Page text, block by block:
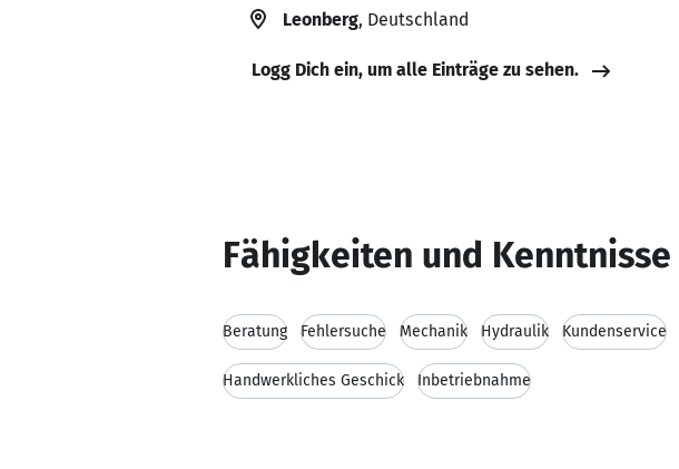
Leonberg, Deutschland
Logg Dich ein, um alle Einträge zu sehen.
Fähigkeiten und Kenntnisse
Beratung Fehlersuche Mechanik Hydraulik Kundenservice
Handwerkliches Geschick Inbetriebnahme